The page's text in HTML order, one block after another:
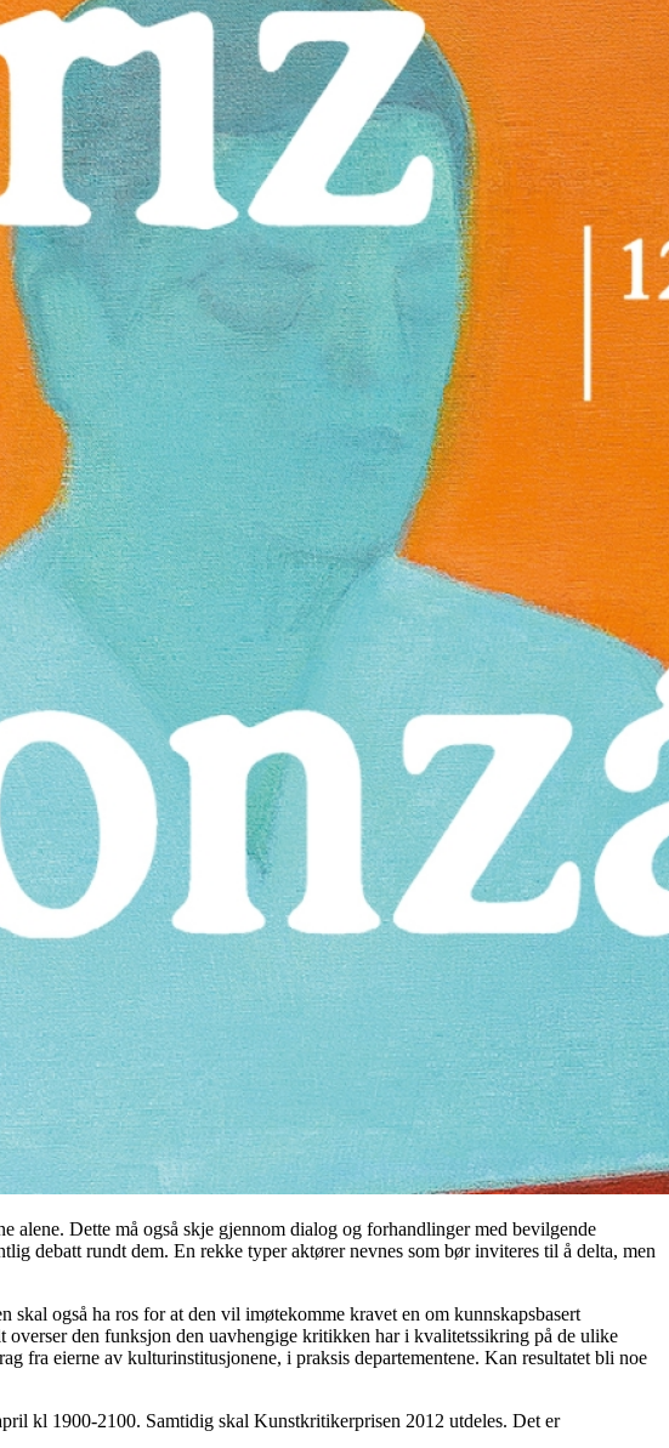
alene. Dette må også skje gjennom dialog og forhandlinger med bevilgende
debatt rundt dem. En rekke typer aktører nevnes som bør inviteres til å delta, men
også ha ros for at den vil imøtekomme kravet en om kunnskapsbasert
den funksjon den uavhengige kritikken har i kvalitetssikring på de ulike
fra eierne av kulturinstitusjonene, i praksis departementene. Kan resultatet bli noe
kl 1900-2100. Samtidig skal Kunstkritikerprisen 2012 utdeles. Det er